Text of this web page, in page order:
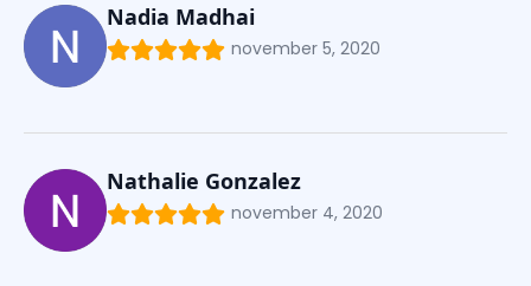
Nadia Madhai
november 5, 2020
Nathalie Gonzalez
november 4, 2020